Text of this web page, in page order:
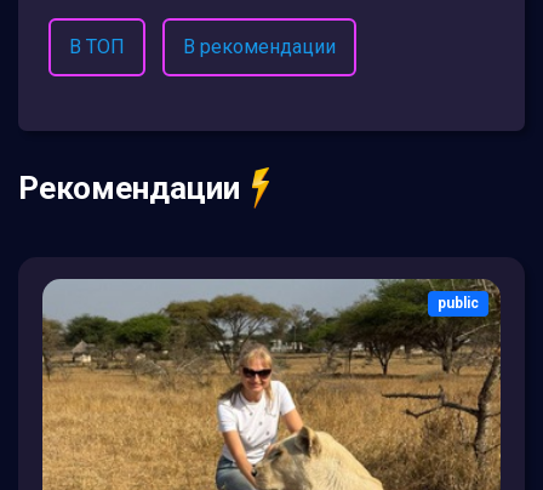
В ТОП В рекомендации
Рекомендации
public